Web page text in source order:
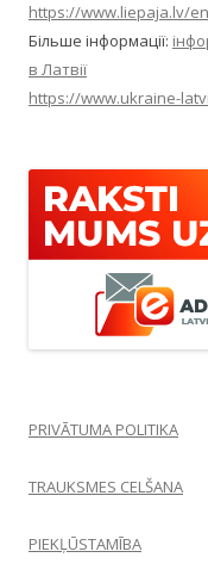
https://www.liepaja.lv/
Більше інформації:
в Латвії
https://www.ukraine-
PRIVĀTUMA POLITIKA
TRAUKSMES CELŠANA
PIEKĻŪSTAMĪBA